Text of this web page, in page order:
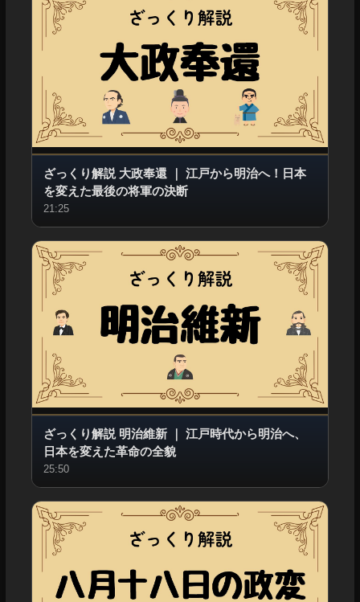
ざっくり解説 大政奉還 ｜ 江戸から明治へ！日本
を変えた最後の将軍の決断
21:25
ざっくり解説 明治維新｜ 江戸時代から明治へ、
日本を変えた革命の全貌
25:50